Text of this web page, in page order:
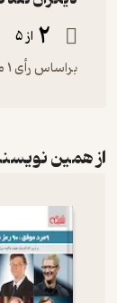
2 از 5
براساس رأی 1 مخاطب
از همین